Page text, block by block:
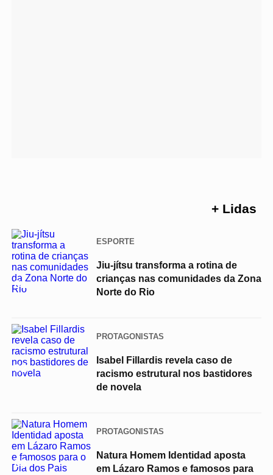
+ Lidas
01
ESPORTE
Jiu-jítsu transforma a rotina de
crianças nas comunidades da Zona
Norte do Rio
02
PROTAGONISTAS
Isabel Fillardis revela caso de
racismo estrutural nos bastidores
de novela
03
PROTAGONISTAS
Natura Homem Identidad aposta
em Lázaro Ramos e famosos para